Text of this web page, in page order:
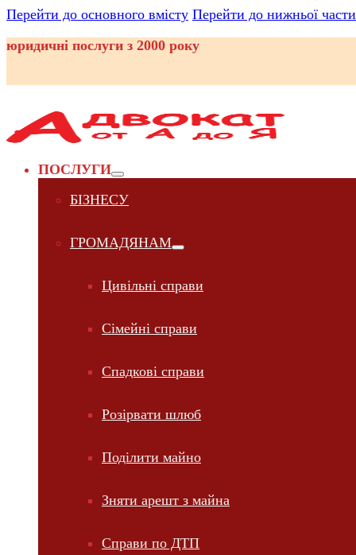
Перейти до основного вмісту Перейти до нижньої
юридичні послуги з 2000 року
ПОСЛУГИ
БІЗНЕСУ
ГРОМАДЯНАМ
Цивільні справи
Сімейні справи
Спадкові справи
Розірвати шлюб
Поділити майно
Зняти арешт з майна
Справи по ДТП